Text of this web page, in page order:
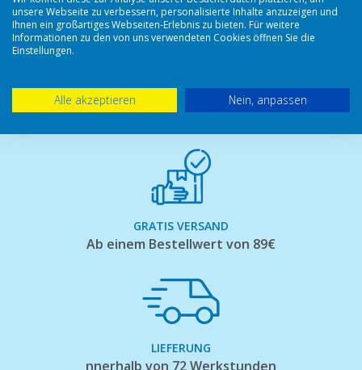
Geschäftsführung.
GRATIS VERSAND
Ab einem Bestellwert von 89€
LIEFERUNG
nnerhalb von 72 Werkstunden
unsere Webseite zu verbessern, personalisierte Inhalte anzuzeigen und
Ihnen ein großartiges Webseiten-Erlebnis zu bieten. Für weitere
Informationen zu den von uns verwendeten Cookies öffnen Sie die
Einstellungen.
Alle akzeptieren Nein, anpassen